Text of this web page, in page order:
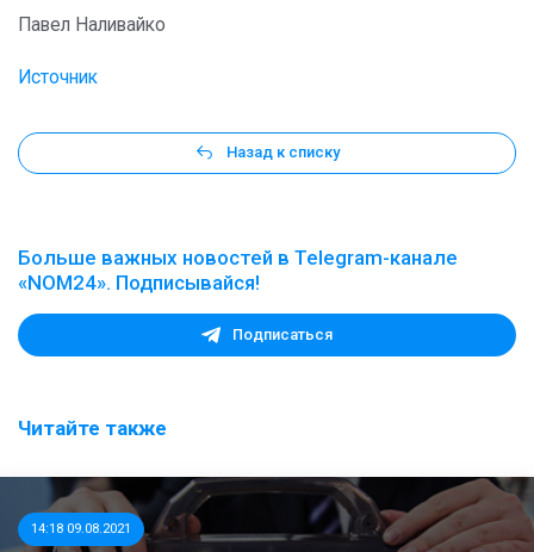
Павел Наливайко
Источник
Назад к списку
Больше важных новостей в Telegram-канале
«NOM24». Подписывайся!
Подписаться
Читайте также
14:18 09.08.2021